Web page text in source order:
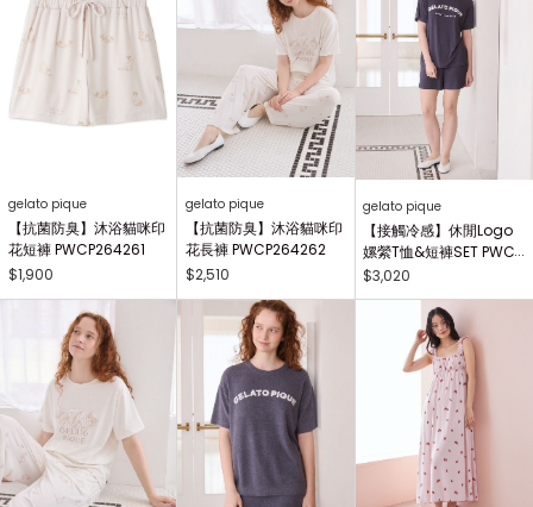
gelato pique
【抗菌防臭】沐浴貓咪印
花短褲 PWCP264261
$1,900
gelato pique
【抗菌防臭】沐浴貓咪印
花長褲 PWCP264262
$2,510
gelato pique
【接觸冷感】休閒Logo
嫘縈T恤&短褲SET PWCT
264201
$3,020